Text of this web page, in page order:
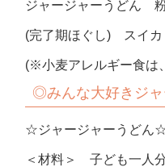
ジャージャーうどん
(完了期ほぐし) スイカ
(※小麦アレルギー食は
◎みんな大好きジ
☆ジャージャーうどん
＜材料＞ 子ども一人